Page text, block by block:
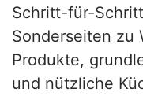
Schritt-für-
Sonderseiten zu
Produkte,
und nützliche